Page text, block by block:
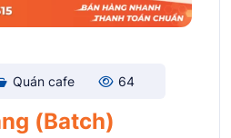
Quán cafe 64
(Batch)